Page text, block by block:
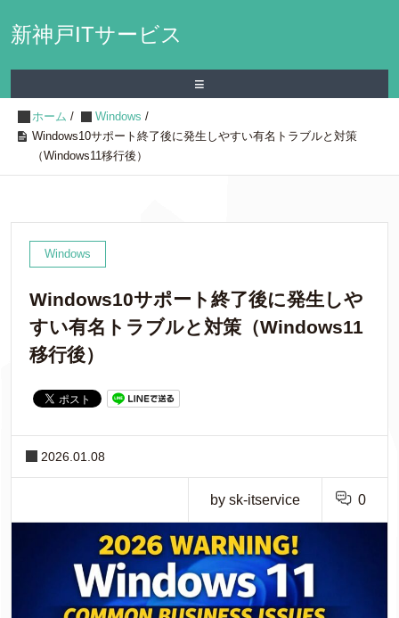
新神戸ITサービス
≡
ホーム / Windows /
Windows10サポート終了後に発生しやすい有名トラブルと対策
（Windows11移行後）
Windows
Windows10サポート終了後に発生しや
すい有名トラブルと対策（Windows11
移行後）
2026.01.08
by sk-itservice 0